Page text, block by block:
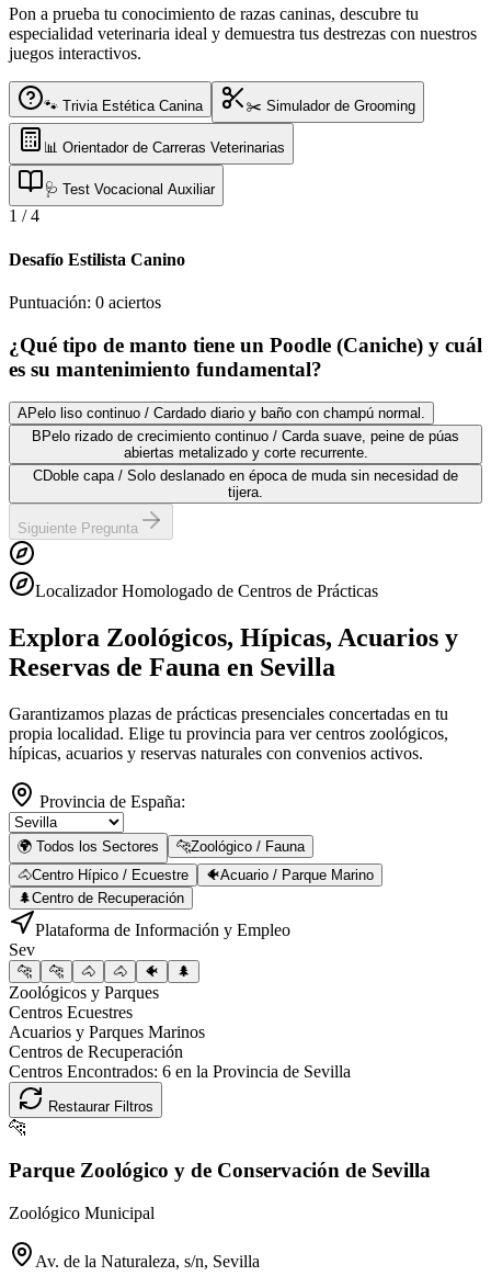
Pon a prueba tu conocimiento de razas caninas, descubre tu
especialidad veterinaria ideal y demuestra tus destrezas con nuestros
juegos interactivos.
🐾 Trivia Estética Canina ✂️ Simulador de Grooming
📊 Orientador de Carreras Veterinarias
🩺 Test Vocacional Auxiliar
1 /4
Desafío Estilista Canino
Puntuación: 0 aciertos
¿Qué tipo de manto tiene un Poodle (Caniche) y cuál
es su mantenimiento fundamental?
APelo liso continuo / Cardado diario y baño con champú normal.
B Pelo rizado de crecimiento continuo / Carda suave, peine de púas
abiertas metalizado y corte recurrente.
CDoble capa / Solo deslanado en época de muda sin necesidad de
tijera.
Siguiente Pregunta
Localizador Homologado de Centros de Prácticas
Explora Zoológicos, Hípicas, Acuarios y
Reservas de Fauna en Sevilla
Garantizamos plazas de prácticas presenciales concertadas en tu
propia localidad. Elige tu provincia para ver centros zoológicos,
hípicas, acuarios y reservas naturales con convenios activos.
Provincia de España:
🌍 Todos los Sectores 🐆Zoológico / Fauna
🐴Centro Hípico / Ecuestre 🐠Acuario / Parque Marino
🌲Centro de Recuperación
Plataforma de Información y Empleo
Sev
🐆 🐆 🐴 🐴 🐠 🌲
Zoológicos y Parques
Centros Ecuestres
Acuarios y Parques Marinos
Centros de Recuperación
Centros Encontrados: 6 en la Provincia de Sevilla
Restaurar Filtros
🐆
Parque Zoológico y de Conservación de Sevilla
Zoológico Municipal
Av. de la Naturaleza, s/n, Sevilla